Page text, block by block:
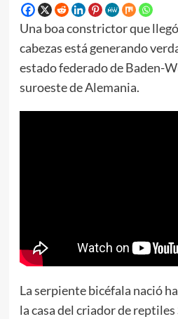
Una boa constrictor que
cabezas está generando
estado federado de Baden-
suroeste de Alemania.
La serpiente bicéfala nació
la casa del criador de